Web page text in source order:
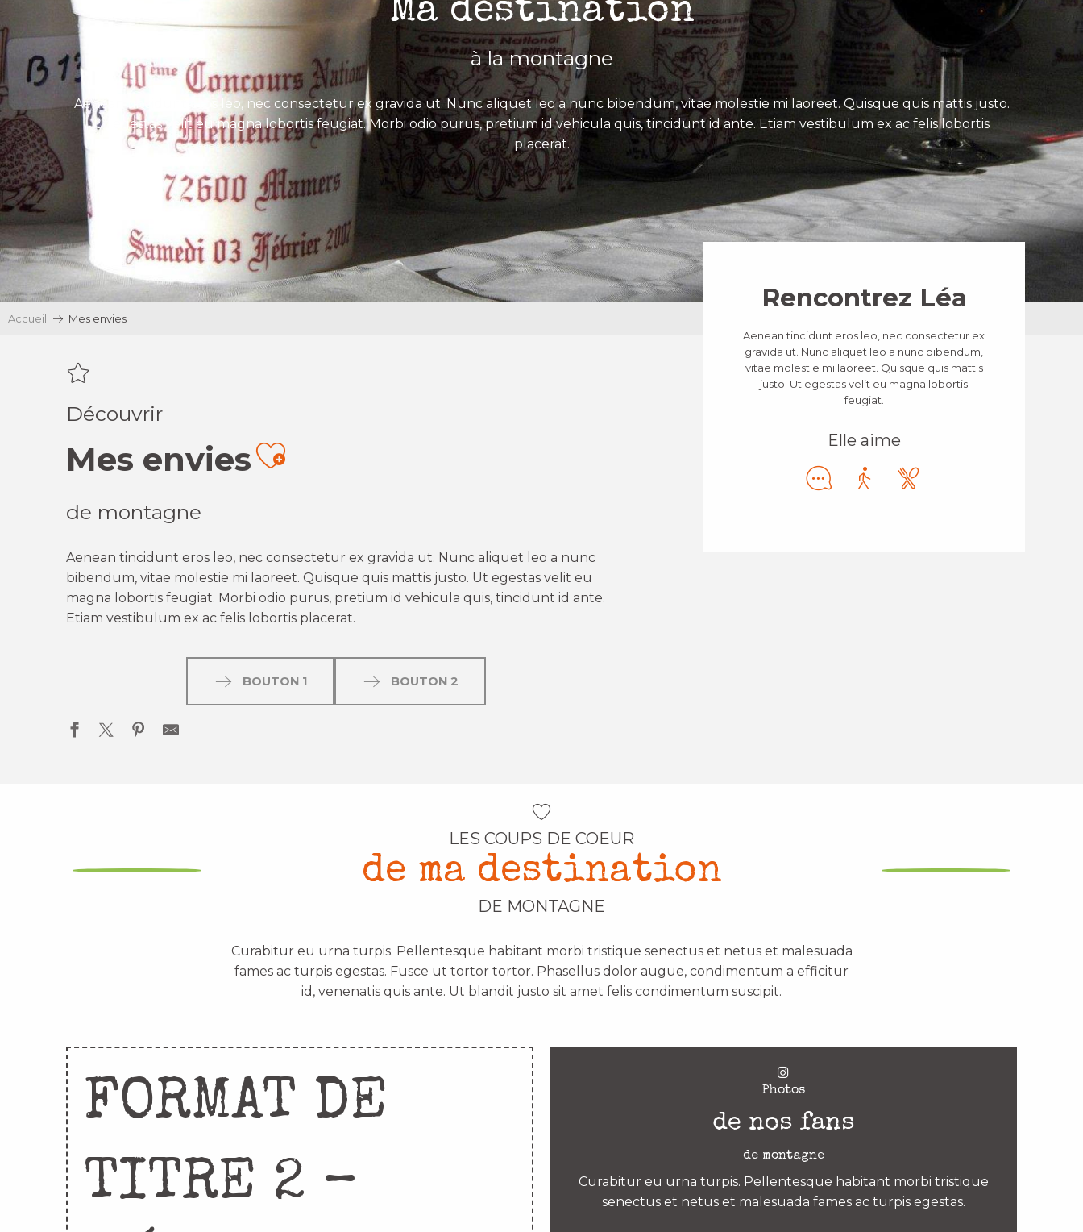
Ma destination
à la montagne
Aenean tincidunt eros leo, nec consectetur ex gravida ut. Nunc aliquet leo a nunc bibendum, vitae molestie mi laoreet. Quisque quis mattis justo.
Ut egestas velit eu magna lobortis feugiat. Morbi odio purus, pretium id vehicula quis, tincidunt id ante. Etiam vestibulum ex ac felis lobortis
placerat.
Accueil Mes envies
Découvrir
Mes enviesAjouter aux favoris
de montagne
Aenean tincidunt eros leo, nec consectetur ex gravida ut. Nunc aliquet leo a nunc
bibendum, vitae molestie mi laoreet. Quisque quis mattis justo. Ut egestas velit eu
magna lobortis feugiat. Morbi odio purus, pretium id vehicula quis, tincidunt id ante.
Etiam vestibulum ex ac felis lobortis placerat.
BOUTON 1 BOUTON 2
Rencontrez Léa
Aenean tincidunt eros leo, nec consectetur ex
gravida ut. Nunc aliquet leo a nunc bibendum,
vitae molestie mi laoreet. Quisque quis mattis
justo. Ut egestas velit eu magna lobortis
feugiat.
Elle aime
LES COUPS DE COEUR
de ma destination
DE MONTAGNE
Curabitur eu urna turpis. Pellentesque habitant morbi tristique senectus et netus et malesuada
fames ac turpis egestas. Fusce ut tortor tortor. Phasellus dolor augue, condimentum a efficitur
id, venenatis quis ante. Ut blandit justo sit amet felis condimentum suscipit.
FORMAT DE
TITRE 2 –
Photos
de nos fans
de montagne
Curabitur eu urna turpis. Pellentesque habitant morbi tristique
senectus et netus et malesuada fames ac turpis egestas.